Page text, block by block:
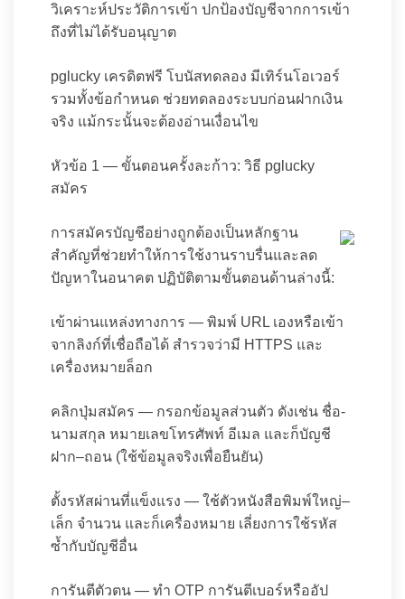
วิเคราะห์ประวัติการเข้า ปกป้องบัญชีจากการเข้า
ถึงที่ไม่ได้รับอนุญาต
pglucky เครดิตฟรี โบนัสทดลอง มีเทิร์นโอเวอร์
รวมทั้งข้อกำหนด ช่วยทดลองระบบก่อนฝากเงิน
จริง แม้กระนั้นจะต้องอ่านเงื่อนไข
หัวข้อ 1 — ขั้นตอนครั้งละก้าว: วิธี pglucky
สมัคร
การสมัครบัญชีอย่างถูกต้องเป็นหลักฐาน
สำคัญที่ช่วยทำให้การใช้งานราบรื่นและลด
ปัญหาในอนาคต ปฏิบัติตามขั้นตอนด้านล่างนี้:
เข้าผ่านแหล่งทางการ — พิมพ์ URL เองหรือเข้า
จากลิงก์ที่เชื่อถือได้ สำรวจว่ามี HTTPS และ
เครื่องหมายล็อก
คลิกปุ่มสมัคร — กรอกข้อมูลส่วนตัว ดังเช่น ชื่อ-
นามสกุล หมายเลขโทรศัพท์ อีเมล และก็บัญชี
ฝาก–ถอน (ใช้ข้อมูลจริงเพื่อยืนยัน)
ตั้งรหัสผ่านที่แข็งแรง — ใช้ตัวหนังสือพิมพ์ใหญ่–
เล็ก จำนวน และก็เครื่องหมาย เลี่ยงการใช้รหัส
ซ้ำกับบัญชีอื่น
การันตีตัวตน — ทำ OTP การันตีเบอร์หรืออัป